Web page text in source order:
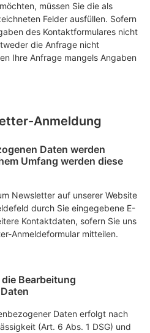
müssen Sie die als
Felder ausfüllen. Sofern
des Kontaktformulares nicht
die Anfrage nicht
Ihre Anfrage mangels Angaben
Anmeldung
Daten werden
Umfang werden diese
Newsletter auf unserer Website
durch Sie eingegebene E-
Kontaktdaten, sofern Sie uns
Anmeldeformular mitteilen.
Bearbeitung
Daten erfolgt nach
(Art. 6 Abs. 1 DSG) und